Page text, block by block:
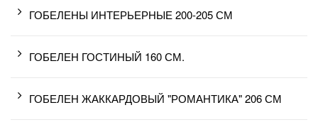
ГОБЕЛЕНЫ ИНТЕРЬЕРНЫЕ 200-205 СМ
ГОБЕЛЕН ГОСТИНЫЙ 160 СМ.
ГОБЕЛЕН ЖАККАРДОВЫЙ "РОМАНТИКА" 206 СМ